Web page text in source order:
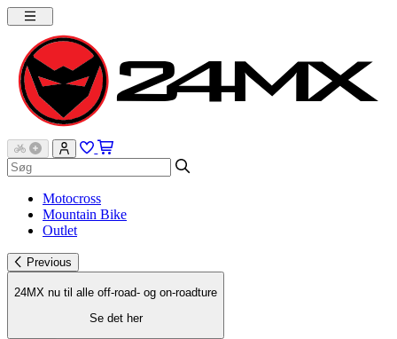
Motocross
Mountain Bike
Outlet
Previous
24MX nu til alle off-road- og on-roadture
Se det her